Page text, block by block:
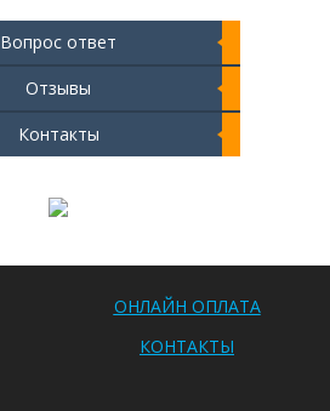
Вопрос ответ
Отзывы
Контакты
ОНЛАЙН ОПЛАТА
КОНТАКТЫ